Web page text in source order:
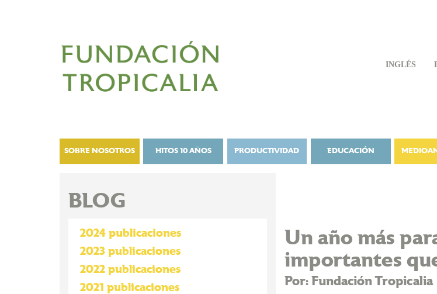
INGLÉS
SOBRE NOSOTROS HITOS 10 AÑOS PRODUCTIVIDAD EDUCACIÓN
Un año más
importantes
Por: Fundación Tropicalia
BLOG
2024 publicaciones
2023 publicaciones
2022 publicaciones
2021 publicaciones